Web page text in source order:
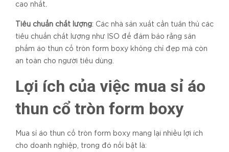
cao nhất.
Tiêu chuẩn chất lượng: Các nhà sản xuất cần tuân thủ các
tiêu chuẩn chất lượng như ISO để đảm bảo rằng sản
phẩm áo thun cổ tròn form boxy không chỉ đẹp mà còn
an toàn cho người tiêu dùng.
Lợi ích của việc mua sỉ áo
thun cổ tròn form boxy
Mua sỉ áo thun cổ tròn form boxy mang lại nhiều lợi ích
cho doanh nghiệp, trong đó nổi bật là: